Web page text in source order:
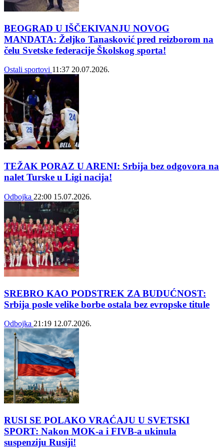
BEOGRAD U IŠČEKIVANJU NOVOG
MANDATA: Željko Tanasković pred reizborom na
čelu Svetske federacije Školskog sporta!
Ostali sportovi 11:37 20.07.2026.
TEŽAK PORAZ U ARENI: Srbija bez odgovora na
nalet Turske u Ligi nacija!
Odbojka 22:00 15.07.2026.
SREBRO KAO PODSTREK ZA BUDUĆNOST:
Srbija posle velike borbe ostala bez evropske titule
Odbojka 21:19 12.07.2026.
RUSI SE POLAKO VRAĆAJU U SVETSKI
SPORT: Nakon MOK-a i FIVB-a ukinula
suspenziju Rusiji!